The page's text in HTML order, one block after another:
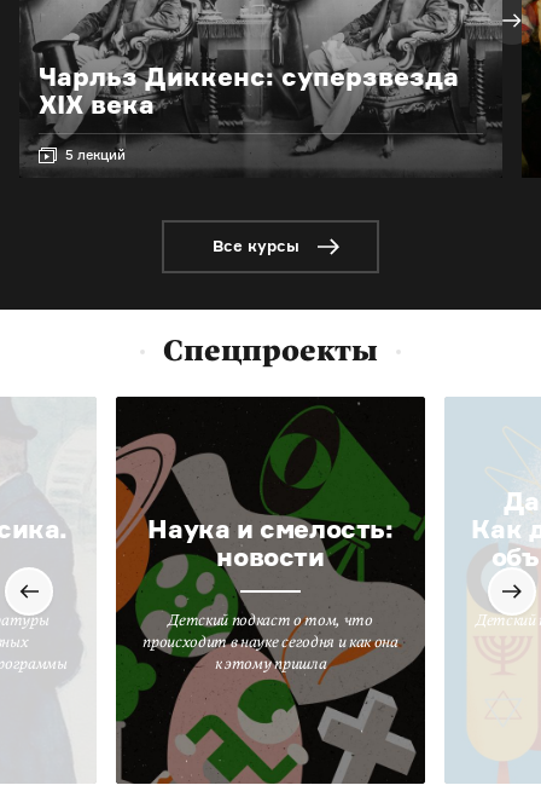
Чарльз Диккенс: суперзвезда
XIX века
5 лекций
Все курсы
Спецпроекты
Наука и смелость:
новости
Детский подкаст о том, что
происходит в науке сегодня и как она
к этому пришла
Да
Как
Детский